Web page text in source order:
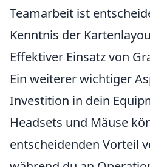
Teamarbeit ist
Kenntnis der
Effektiver Einsatz von
Ein weiterer wichtiger
Investition in dein
Headsets und Mäuse
entscheidenden Vorteil